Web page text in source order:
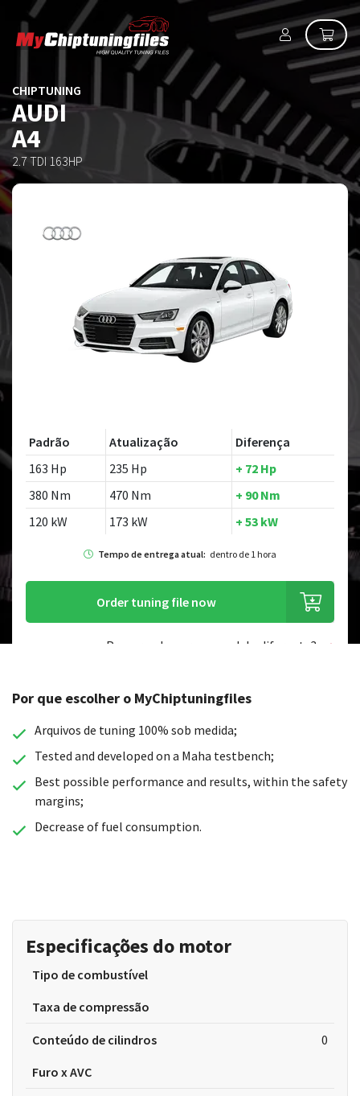
CHIPTUNING
AUDI
A4
2.7 TDI 163HP
Padrão Atualização
Diferença
163 Hp
235 Hp
+ 72 Hp
380 Nm
470 Nm
+ 90 Nm
120 kW
173 kW + 53 kW
Tempo de entrega atual: dentro de 1 hora
Order tuning file now
Procurando por um modelo diferente?
Por que escolher o MyChiptuningfiles
Arquivos de tuning 100% sob medida;
Tested and developed on a Maha testbench;
Best possible performance and results, within the safety
margins;
Decrease of fuel consumption.
Especificações do motor
Tipo de combustível
Taxa de compressão
Conteúdo de cilindros
0
Furo x AVC